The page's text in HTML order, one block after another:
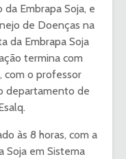
Embrapa Soja, e
de Doenças na
da Embrapa Soja
termina com
com o professor
departamento de
às 8 horas, com a
Soja em Sistema